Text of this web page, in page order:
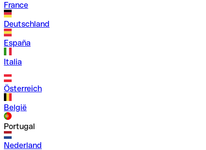
France
Deutschland
España
Italia
Österreich
België
Portugal
Nederland